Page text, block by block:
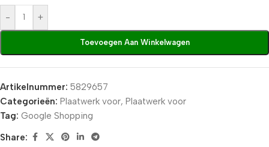
- +
Toevoegen Aan Winkelwagen
Artikelnummer: 5829657
Categorieën: Plaatwerk voor, Plaatwerk voor
Tag: Google Shopping
Share: